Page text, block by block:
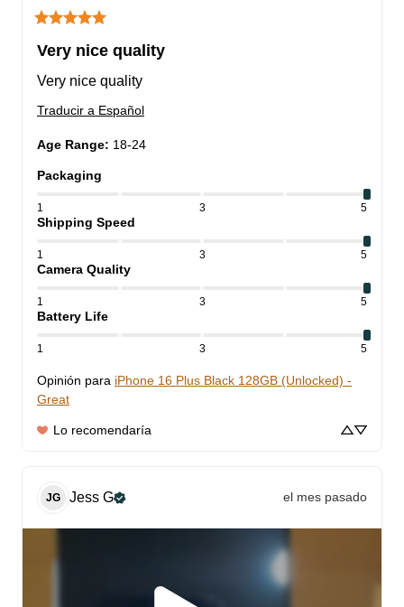
Very nice quality
Very nice quality
Traducir a Español
Age Range: 18-24
Packaging
1 3 5
Shipping Speed
1 3 5
Camera Quality
1 3 5
Battery Life
1 3 5
Opinión para iPhone 16 Plus Black 128GB (Unlocked) -
Great
Lo recomendaría
JG Jess G el mes pasado